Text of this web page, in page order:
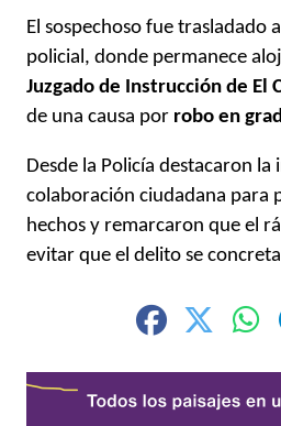
El sospechoso fue trasladado
policial, donde permanece
Juzgado de Instrucción de El
de una causa por robo en
Desde la Policía destacaron
colaboración ciudadana para
hechos y remarcaron que el
evitar que el delito se